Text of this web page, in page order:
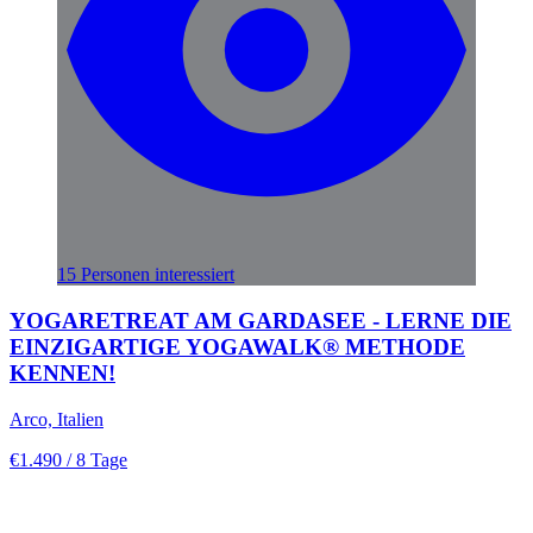
15 Personen interessiert
YOGARETREAT AM GARDASEE - LERNE DIE
EINZIGARTIGE YOGAWALK® METHODE
KENNEN!
Arco, Italien
€1.490 / 8 Tage